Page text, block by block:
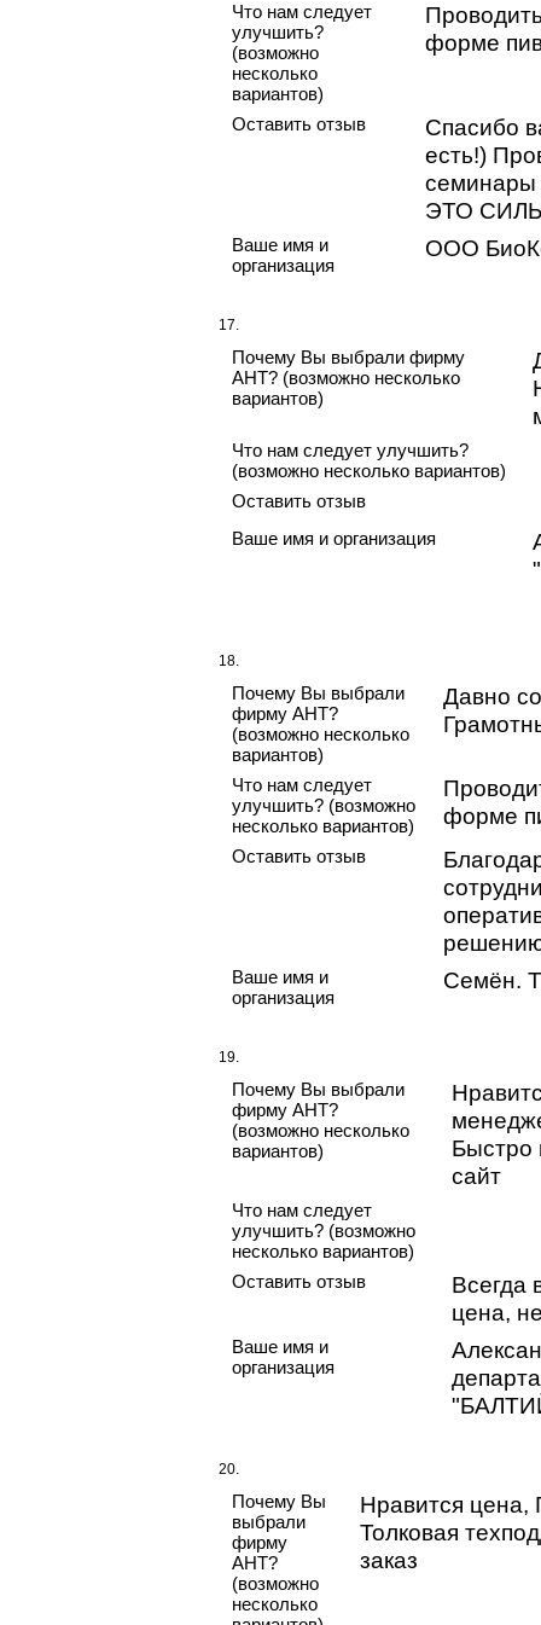
Что нам следует
улучшить?
(возможно
несколько
вариантов)
форме
Оставить отзыв
Спасибо
есть!)
семинары
ЭТО
Ваше имя и
организация
ООО
17.
Почему Вы выбрали фирму
АНТ? (возможно несколько
вариантов)
Что нам следует улучшить?
(возможно несколько вариантов)
Оставить отзыв
Ваше имя и организация
18.
Почему Вы выбрали
фирму АНТ?
(возможно несколько
вариантов)
Давно
Что нам следует
улучшить? (возможно
несколько вариантов)
форме
Оставить отзыв
Ваше имя и
организация
Семён.
19.
Почему Вы выбрали
фирму АНТ?
(возможно несколько
вариантов)
Быстро
сайт
Что нам следует
улучшить? (возможно
несколько вариантов)
Оставить отзыв
Всегда
цена,
Ваше имя и
организация
20.
Почему Вы
выбрали
фирму
АНТ?
(возможно
несколько
Нравится
Толковая
заказ